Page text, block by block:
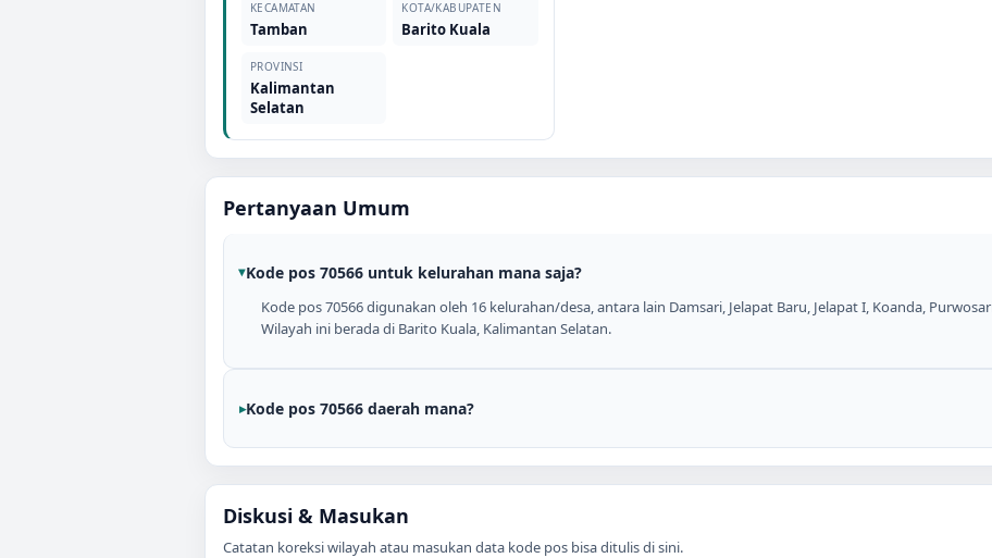
KECAMATAN
Tamban
KOTA/KABUPATEN
Barito Kuala
PROVINSI
Kalimantan
Selatan
Pertanyaan Umum
Kode pos 70566 untuk kelurahan mana saja?
Kode pos 70566 digunakan oleh 16 kelurahan/desa, antara lain Damsari, Jelapat Baru, Jelapat I, Koanda,
Wilayah ini berada di Barito Kuala, Kalimantan Selatan.
Kode pos 70566 daerah mana?
Diskusi & Masukan
Catatan koreksi wilayah atau masukan data kode pos bisa ditulis di sini.